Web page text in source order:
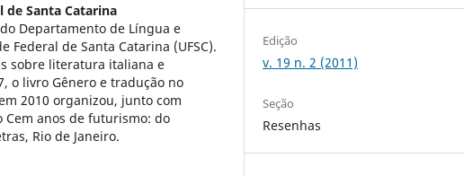
de Santa Catarina
Departamento de Língua e
de Santa Catarina (UFSC).
sobre literatura italiana e
o livro Gênero e tradução no
2010 organizou, junto com
Cem anos de futurismo: do
Rio de Janeiro.
Edição
v. 19 n. 2 (2011)
Seção
Resenhas